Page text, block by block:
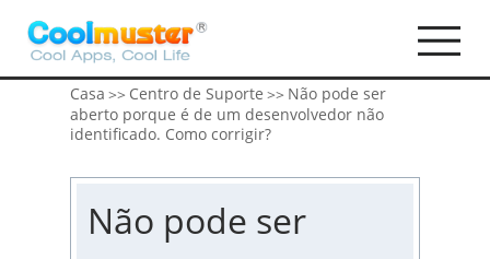
Casa >> Centro de Suporte >> Não pode ser
aberto porque é de um desenvolvedor não
identificado. Como corrigir?
Não pode ser